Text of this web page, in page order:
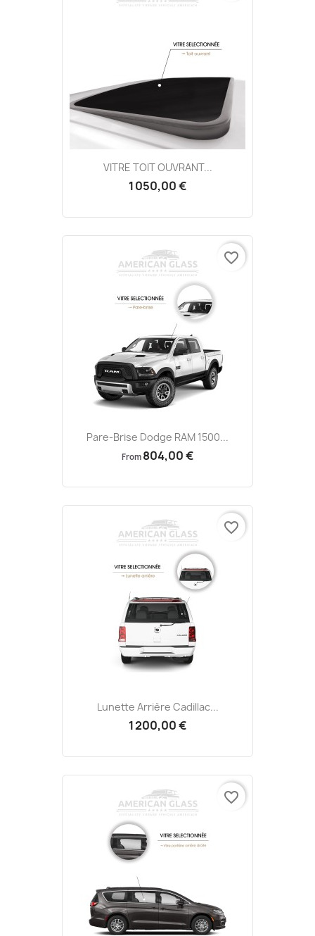
VITRE TOIT OUVRANT...
1 050,00 €
Pare-Brise Dodge RAM 1500...
From 804,00 €
favorite_border
Lunette Arrière Cadillac...
1 200,00 €
favorite_border
favorite_border